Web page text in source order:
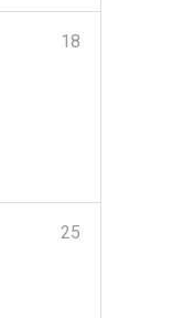
18
25